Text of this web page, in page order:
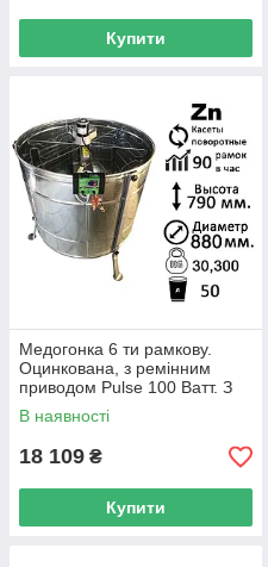
Купити
Медогонка 6 ти рамкову.
Оцинкована, з ремінним
приводом Pulse 100 Ватт. З
Підставкою
В наявності
18 109 ₴
Купити